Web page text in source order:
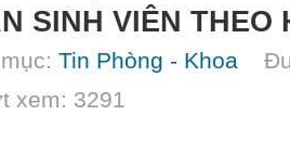
SINH VIÊN THEO
Tin Phòng - Khoa
3291